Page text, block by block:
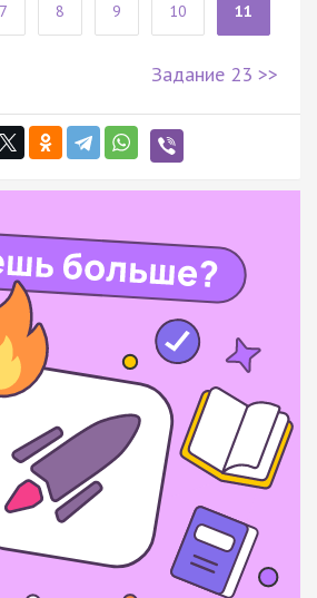
7 8 9 10 11
Задание 23 >>